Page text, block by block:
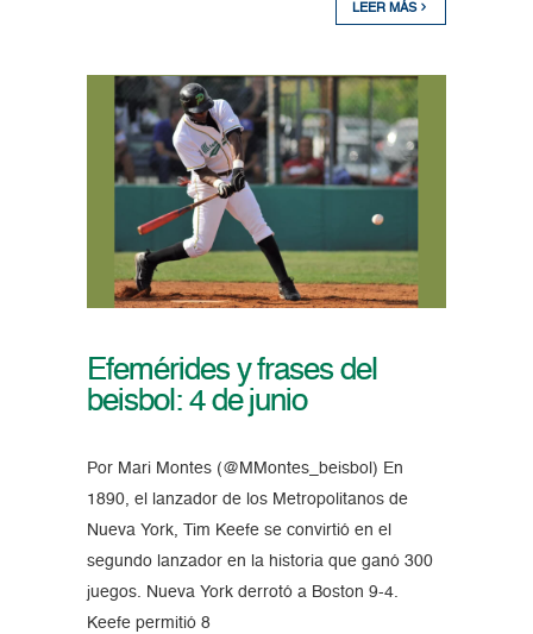
LEER MÁS
Efemérides y frases del
beisbol: 4 de junio
Por Mari Montes (@MMontes_beisbol) En
1890, el lanzador de los Metropolitanos de
Nueva York, Tim Keefe se convirtió en el
segundo lanzador en la historia que ganó 300
juegos. Nueva York derrotó a Boston 9-4.
Keefe permitió 8